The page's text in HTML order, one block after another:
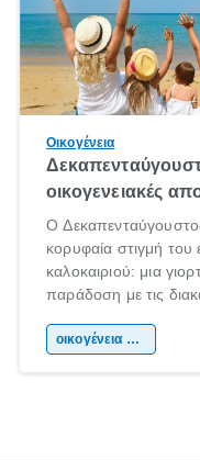
Οικογένεια
οικογενειακές
Ο
κορυφαία στιγμή του
καλοκαιριού: μια
παράδοση με τις
χώρας. Είτεοικογένεια & παιδί